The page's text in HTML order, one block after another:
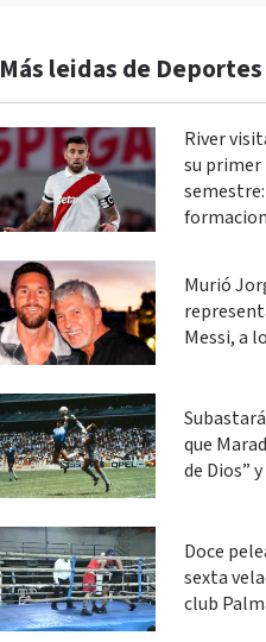
Más leidas de Deportes
River
su
Murió
Messi, a
que
de Dios”
Doce
sexta
club